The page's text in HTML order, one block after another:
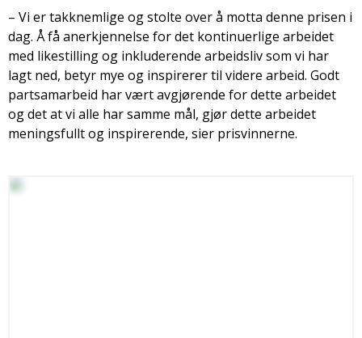
– Vi er takknemlige og stolte over å motta denne prisen i
dag. Å få anerkjennelse for det kontinuerlige arbeidet
med likestilling og inkluderende arbeidsliv som vi har
lagt ned, betyr mye og inspirerer til videre arbeid. Godt
partsamarbeid har vært avgjørende for dette arbeidet
og det at vi alle har samme mål, gjør dette arbeidet
meningsfullt og inspirerende, sier prisvinnerne.